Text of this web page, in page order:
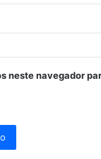
neste navegador